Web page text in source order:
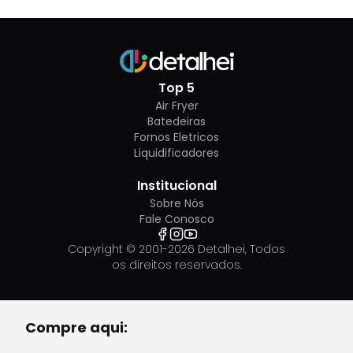
atenção.
A estrutura toda é em plástico rígido,
provavelmente ABS. Não há deformações
de ótima qualidade.
Na parte traseira, há uma tampa com furos no
Compre aqui:
Top 5
Air Fryer
Batedeiras
Fornos Eletricos
Liquidificadores
Institucional
Sobre Nós
Fale Conosco
Copyright © 2001-2026 Detalhei, Todos
os direitos reservados.